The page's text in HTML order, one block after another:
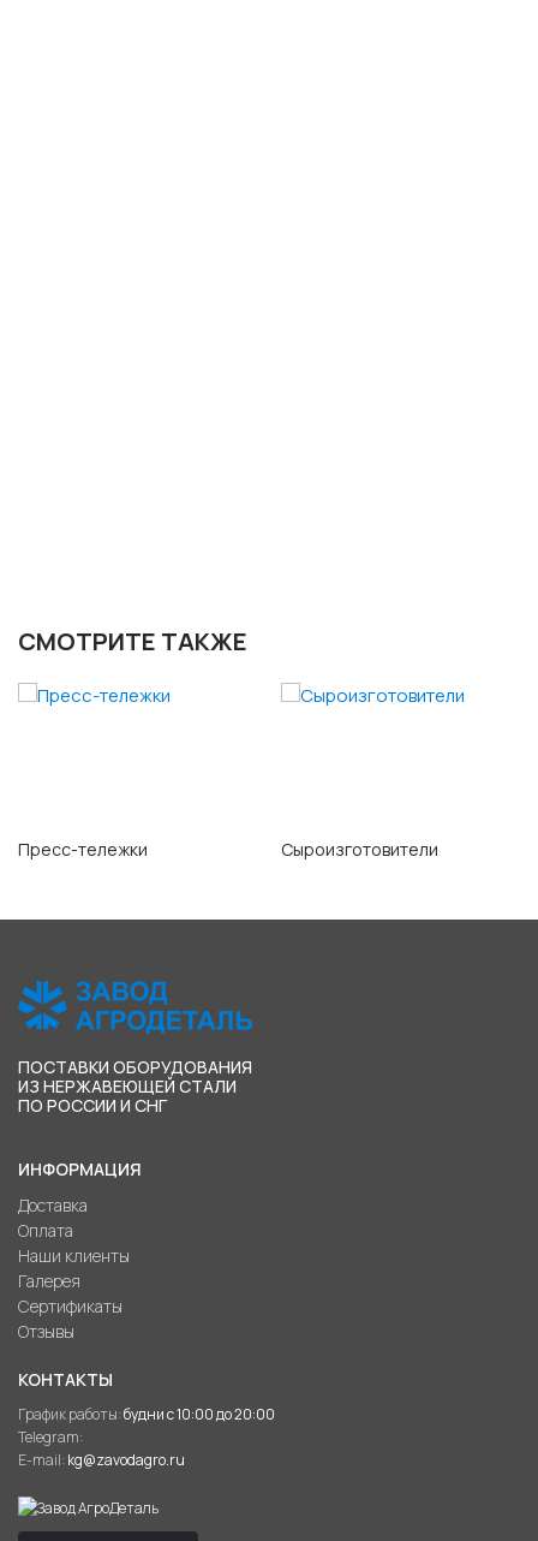
СМОТРИТЕ ТАКЖЕ
Пресс-тележки Сыроизготовители
ПОСТАВКИ ОБОРУДОВАНИЯ
ИЗ НЕРЖАВЕЮЩЕЙ СТАЛИ
ПО РОССИИ И СНГ
ИНФОРМАЦИЯ
Доставка
Оплата
Наши клиенты
Галерея
Сертификаты
Отзывы
КОНТАКТЫ
График работы:будни с 10:00 до 20:00
Telegram:
E-mail: kg@zavodagro.ru